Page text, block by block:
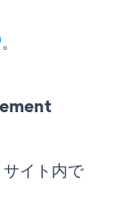
。
サイト内で